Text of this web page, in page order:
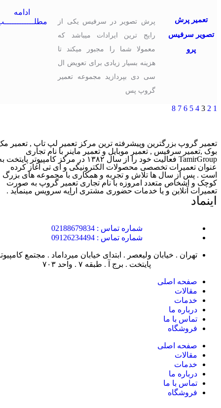
تعمیر پرش
تصویر سرفیس
پرو
پرش تصویر در سرفیس یکی از
رایج ترین ایرادات میباشد که
معمولا شما را مجبور میکند تا
هزینه بسیار زیادی برای تعویض ال
سی دی بپردازید مجموعه تعمیر
گروپ پس
ادامه
مطلــــــــــــب
2
3
4
5
6
7
8
تعمیر گروپ بزرگترین وپیشرفته ترین مرکز تعمیر لپ تاپ , تعمیر مک
بوک ,تعمیر سرفیس , تعمیر موبایل و تعمیر ماینر با نام تجاری
TamirGroup فعالیت خود را از سال ۱۳۸۲ در مرکز کامپیوتر پایتخت به
عنوان تعمیرات تخصصی محصولات الکترونیکی و ای تی آغاز کرده
است . پس از سال ها تلاش و تجربه و همکاری با مجموعه های بزرگ و
کوچک و اشخاص متعدد امروزه با نام تجاری تعمیر گروپ به صورت
تعمیرات آنلاین و یا خدمات حضوری مشتری اراِیه سرویس مینماید .
اینماد
شماره تماس : 02188679834
شماره تماس : 09126234494
تهران . خیابان ولیعصر . ابتدای خیابان میرداماد . مجتمع کامپیوتر
پایتخت . برج آ . طبقه ۷ . واحد ۷۰۳
صفحه اصلی
مقالات
خدمات
درباره ما
تماس با ما
فروشگاه
صفحه اصلی
مقالات
خدمات
درباره ما
تماس با ما
فروشگاه